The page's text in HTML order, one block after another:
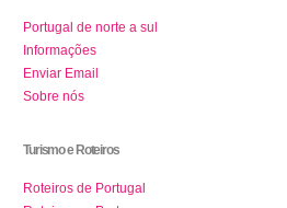
Portugal de norte a sul
Informações
Enviar Email
Sobre nós
Turismo e Roteiros
Roteiros de Portugal